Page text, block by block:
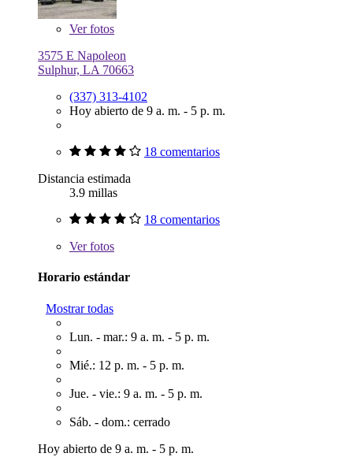
Verfotos
3575 E Napoleon
Sulphur, LA 70663
(337) 313-4102
Hoy abierto de 9 a. m. - 5 p. m.
18 comentarios
Distancia estimada
3.9 millas
18 comentarios
Verfotos
Horario estándar
Mostrar todas
Lun. - mar.: 9 a. m. - 5 p. m.
Mié.: 12 p. m. - 5 p. m.
Jue. - vie.: 9 a. m. - 5 p. m.
Sáb. - dom.: cerrado
Hoy abierto de 9 a. m. - 5 p. m.